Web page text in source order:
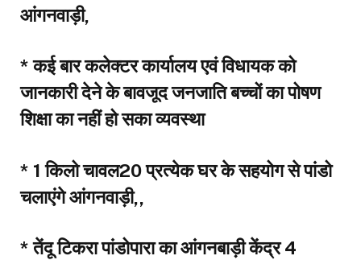
आंगनवाड़ी,
* कई बार कलेक्टर कार्यालय एवं विधायक को
जानकारी देने के बावजूद जनजाति बच्चों का पोषण
शिक्षा का नहीं हो सका व्यवस्था
* 1 किलो चावल₹20 प्रत्येक घर के सहयोग से पांडो
चलाएंगे आंगनवाड़ी,,
* तेंदू टिकरा पांडोपारा का आंगनबाड़ी केंद्र 4